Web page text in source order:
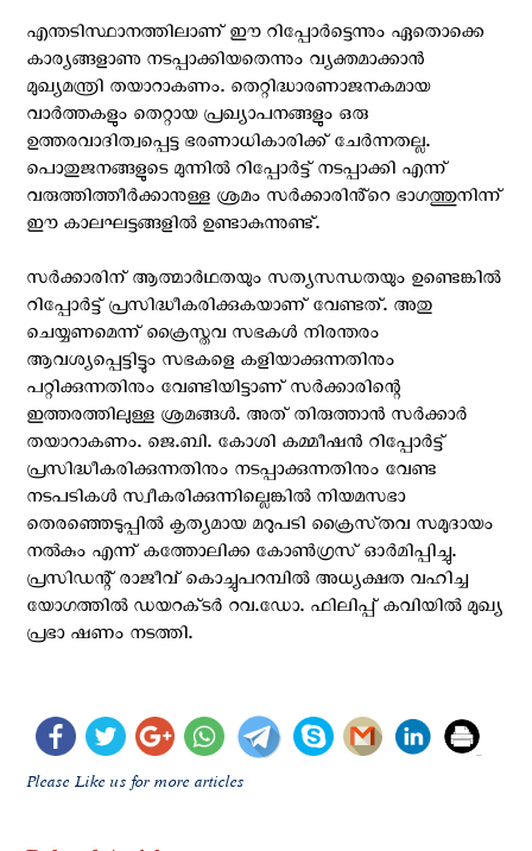
എന്തടിസ്ഥാനത്തിലാണ് ഈ റിപ്പോർട്ടെന്നും ഏതൊക്കെ
കാര്യങ്ങളാണു നടപ്പാക്കിയതെന്നും വ്യക്തമാക്കാൻ
മുഖ്യമന്ത്രി തയാറാകണം. തെറ്റിദ്ധാരണാജനകമായ
വാർത്തകളും തെറ്റായ പ്രഖ്യാപനങ്ങളും ഒരു
ഉത്തരവാദിത്വപ്പെട്ട ഭരണാധികാരിക്ക് ചേർന്നതല്ല.
പൊതുജനങ്ങളുടെ മുന്നിൽ റിപ്പോർട്ട് നടപ്പാക്കി എന്ന്
വരുത്തിത്തീർക്കാനുള്ള ശ്രമം സർക്കാരിൻ്റെ ഭാഗത്തുനിന്ന്
ഈ കാലഘട്ടങ്ങളിൽ ഉണ്ടാകുന്നുണ്ട്.
സർക്കാരിന് ആത്മാർഥതയും സത്യസന്ധതയും ഉണ്ടെങ്കിൽ
റിപ്പോർട്ട് പ്രസിദ്ധീകരിക്കുകയാണ് വേണ്ടത്. അതു
ചെയ്യണമെന്ന് ക്രൈസ്ത‌വ സഭകൾ നിരന്തരം
ആവശ്യപ്പെട്ടിട്ടും സഭകളെ കളിയാക്കുന്നതിനും
പറ്റിക്കുന്നതിനും വേണ്ടിയിട്ടാണ് സർക്കാരിന്റെ
ഇത്തരത്തിലുള്ള ശ്രമങ്ങൾ. അത് തിരുത്താൻ സർക്കാർ
തയാറാകണം. ജെ.ബി. കോശി കമ്മീഷൻ റിപ്പോർട്ട്
പ്രസിദ്ധീകരിക്കുന്നതിനും നടപ്പാക്കുന്നതിനും വേണ്ട
നടപടികൾ സ്വീകരിക്കുന്നില്ലെങ്കിൽ നിയമസഭാ
തെരഞ്ഞെടുപ്പിൽ കൃത്യമായ മറുപടി ക്രൈസ്‌തവ സമുദായം
നൽകും എന്ന് കത്തോലിക്ക കോൺഗ്രസ് ഓർമിപ്പിച്ചു.
പ്രസിഡന്റ് രാജീവ് കൊച്ചുപറമ്പിൽ അധ്യക്ഷത വഹിച്ച
യോഗത്തിൽ ഡയറക്‌ടർ റവ.ഡോ. ഫിലിപ്പ് കവിയിൽ മുഖ്യ
പ്രഭാ ഷണം നടത്തി.
Please Like us for more articles